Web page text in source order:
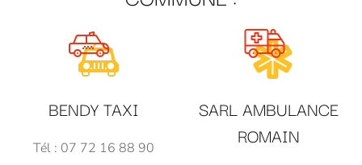
BENDY TAXI
Tél : 07 72 16 88 90
SARL AMBULANCE
ROMAIN